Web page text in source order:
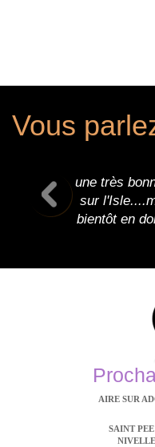
Vous
une très
sur
bientôt en
AIRE SUR
SAINT PEE